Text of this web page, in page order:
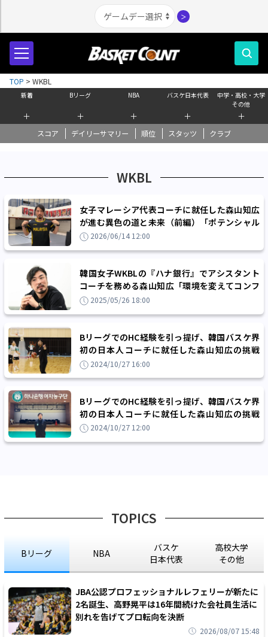
＞
新着
＋
Bリーグ
＋
NBA
＋
バスケ日本代表
＋
中学・高校・大学
その他
＋
スコア デイリーサマリー 順位 スタッツ クラブ
TOP > WKBL
WKBL
女子マレーシア代表コーチに就任した森山知広
が進む異色の道と未来（前編）「ポテンシャル
が高く可能性はかなりある」
2026/06/14 12:00
韓国女子WKBLの『ハナ銀行』でアシスタント
コーチを務める森山知広「環境を変えてコンフ
ォートゾーンから抜け出す」
2025/05/26 18:00
BリーグでのHC経験を引っ提げ、韓国バスケ界
初の日本人コーチに就任した森山知広の挑戦
（後編）「1日が終わるのがすごく早い」
2024/10/27 16:00
BリーグでのHC経験を引っ提げ、韓国バスケ界
初の日本人コーチに就任した森山知広の挑戦
（前編）「何かを変えなければいけない」
2024/10/27 12:00
TOPICS
Bリーグ NBA
バスケ
日本代表
高校大学
その他
JBA公認プロフェッショナルレフェリーが新たに
2名誕生、高野晃平は16年間続けた会社員生活に
別れを告げてプロ転向を決断
2026/08/07 15:48